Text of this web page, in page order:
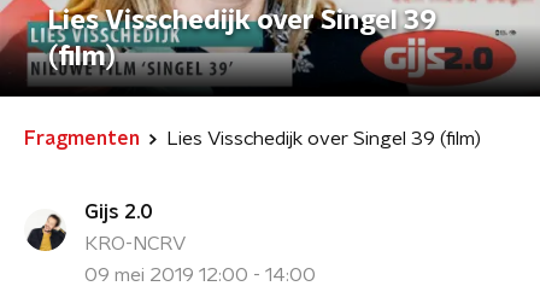
Lies Visschedijk over Singel 39
(film)
Fragmenten Lies Visschedijk over Singel 39 (film)
Gijs 2.0
KRO-NCRV
09 mei 2019 12:00 - 14:00